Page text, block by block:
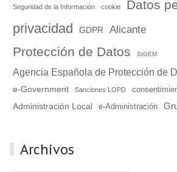
Seguridad de la Información cookie Datos
privacidad GDPR Alicante
Protección de Datos SIGEM
Agencia Española de Protección de
e-Government
Sanciones LOPD
Administración Local e-Administración
Archivos